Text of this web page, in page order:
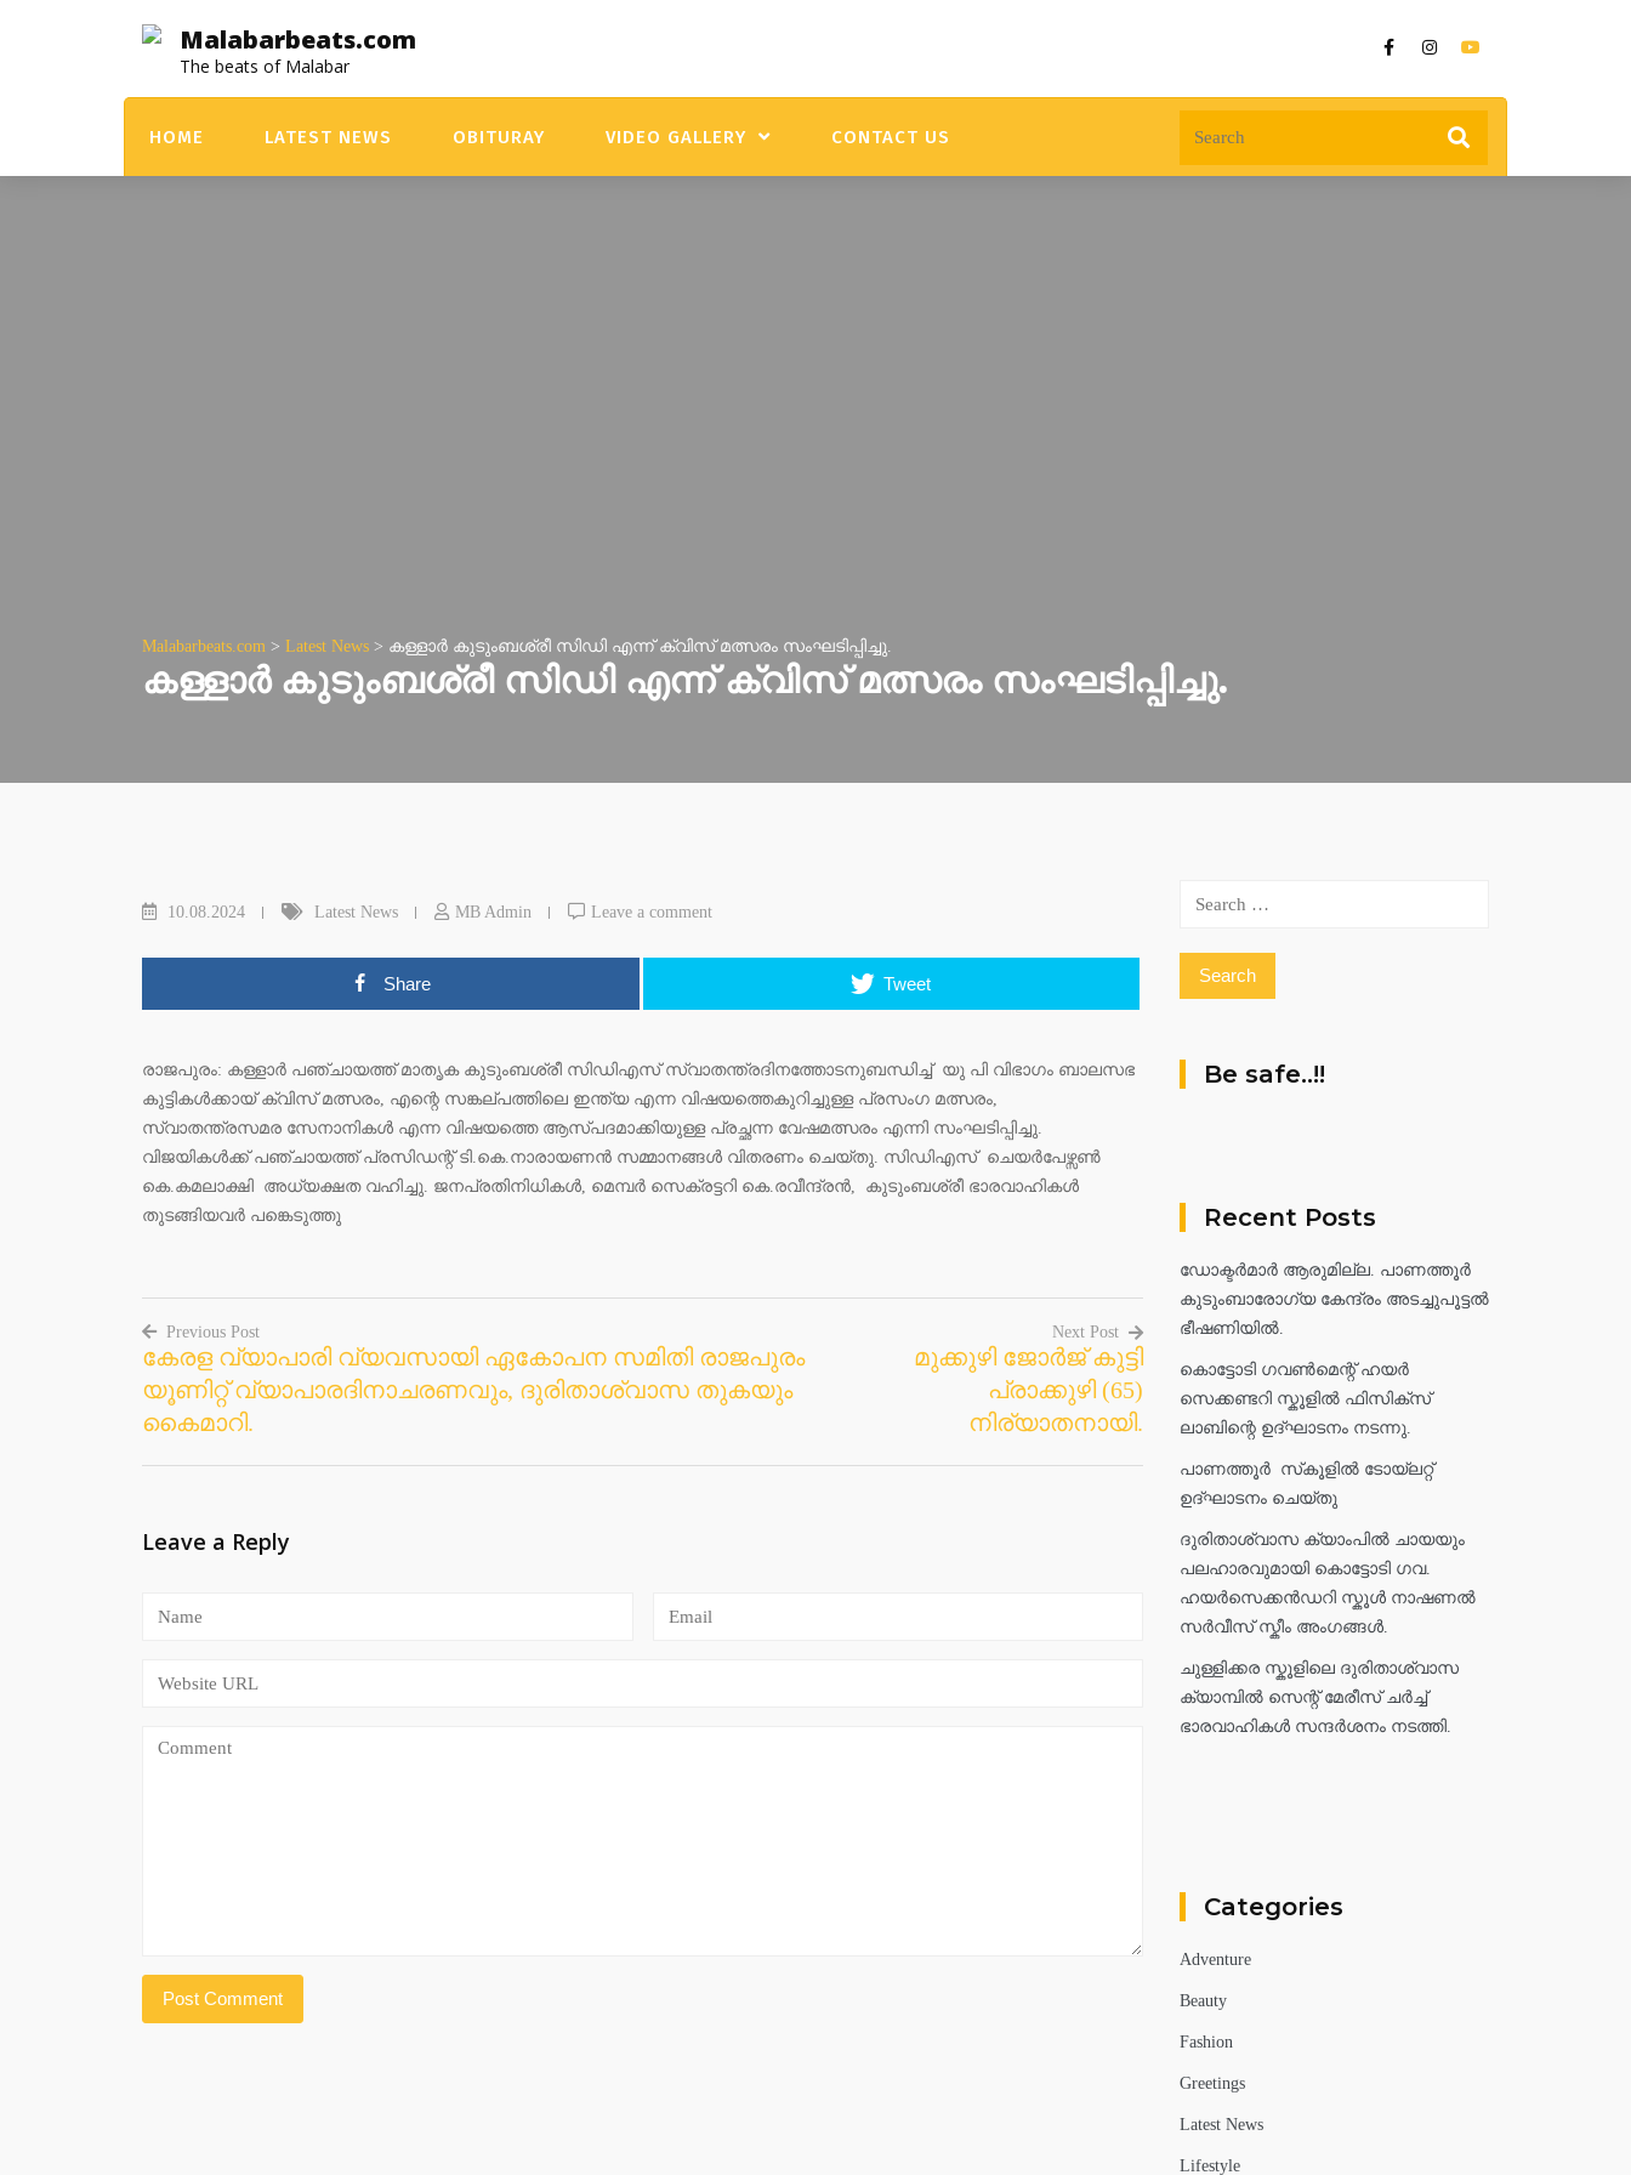
Malabarbeats.com
The beats of Malabar
HOME LATEST NEWS OBITURAY VIDEO GALLERY CONTACT US
Malabarbeats.com > Latest News > കള്ളാർ കുടുംബശ്രീ സിഡി എന്ന് ക്വിസ് മത്സരം സംഘടിപ്പിച്ചു.
കള്ളാർ കുടുംബശ്രീ സിഡി എന്ന് ക്വിസ് മത്സരം സംഘടിപ്പിച്ചു.
10.08.2024 Latest News MB Admin Leave a comment
Share Tweet
രാജപുരം: കള്ളാർ പഞ്ചായത്ത് മാതൃക കുടുംബശ്രീ സിഡിഎസ് സ്വാതന്ത്രദിനത്തോടനുബന്ധിച്ച് യു പി വിഭാഗം ബാലസഭ
കുട്ടികൾക്കായ് ക്വിസ് മത്സരം, എന്റെ സങ്കല്പത്തിലെ ഇന്ത്യ എന്ന വിഷയത്തെകുറിച്ചുള്ള പ്രസംഗ മത്സരം,
സ്വാതന്ത്രസമര സേനാനികൾ എന്ന വിഷയത്തെ ആസ്പദമാക്കിയുള്ള പ്രച്ഛന്ന വേഷമത്സരം എന്നി സംഘടിപ്പിച്ചു.
വിജയികൾക്ക് പഞ്ചായത്ത് പ്രസിഡന്റ് ടി.കെ.നാരായണൻ സമ്മാനങ്ങൾ വിതരണം ചെയ്തു. സിഡിഎസ് ചെയർപേഴ്സൺ
കെ.കമലാക്ഷി അധ്യക്ഷത വഹിച്ചു. ജനപ്രതിനിധികൾ, മെമ്പർ സെക്രട്ടറി കെ.രവീന്ദ്രൻ, കുടുംബശ്രീ ഭാരവാഹികൾ
തുടങ്ങിയവർ പങ്കെടുത്തു
Post
navigation
Previous Post
കേരള വ്യാപാരി വ്യവസായി ഏകോപന സമിതി രാജപുരം
യൂണിറ്റ് വ്യാപാരദിനാചരണവും, ദുരിതാശ്വാസ തുകയും
കൈമാറി.
Next Post
മുക്കുഴി ജോർജ് കുട്ടി
പ്രാക്കുഴി (65)
നിര്യാതനായി.
Leave a Reply
Be safe..!!
Recent Posts
ഡോക്ടർമാർ ആരുമില്ല. പാണത്തൂർ
കുടുംബാരോഗ്യ കേന്ദ്രം അടച്ചുപൂട്ടൽ
ഭീഷണിയിൽ.
കൊട്ടോടി ഗവൺമെന്റ് ഹയർ
സെക്കണ്ടറി സ്കൂളിൽ ഫിസിക്സ്
ലാബിന്റെ ഉദ്ഘാടനം നടന്നു.
പാണത്തൂർ സ്‌കൂളിൽ ടോയ്ലറ്റ്
ഉദ്ഘാടനം ചെയ്തു
ദുരിതാശ്വാസ ക്യാംപിൽ ചായയും
പലഹാരവുമായി കൊട്ടോടി ഗവ.
ഹയർസെക്കൻഡറി സ്കൂൾ നാഷണൽ
സർവീസ് സ്കീം അംഗങ്ങൾ.
ചുള്ളിക്കര സ്കൂളിലെ ദുരിതാശ്വാസ
ക്യാമ്പിൽ സെന്റ് മേരീസ് ചർച്ച്
ഭാരവാഹികൾ സന്ദർശനം നടത്തി.
Categories
Adventure
Beauty
Fashion
Greetings
Latest News
Lifestyle